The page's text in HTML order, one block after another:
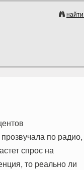
по радио,
спрос на
то реально ли